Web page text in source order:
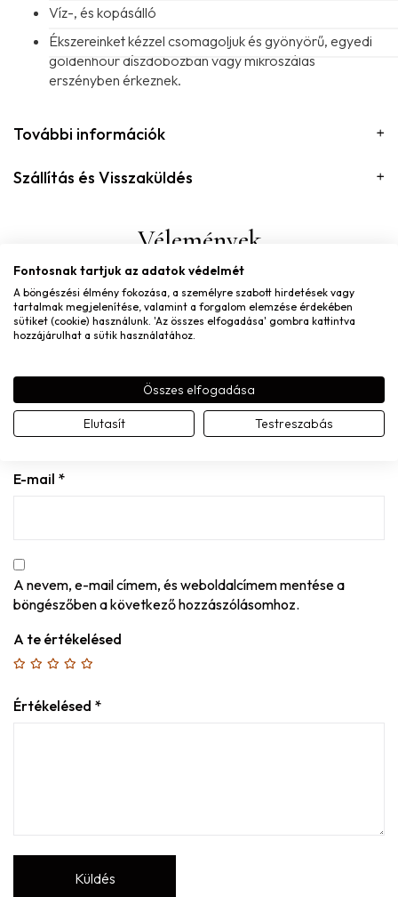
Víz-, és kopásálló
Ékszereinket kézzel csomagoljuk és gyönyörű, egyedi
goldenhour díszdobozban vagy mikroszálas
erszényben érkeznek.
További információk
Szállítás és Visszaküldés
Vélemények
There are no reviews yet
„ORBIT MIX&MATCH LÁNC – EZÜST” ÉRTÉKELÉSE
E-mail *
A nevem, e-mail címem, és weboldalcímem mentése a
böngészőben a következő hozzászólásomhoz.
A te értékelésed
Értékelésed *
Fontosnak tartjuk az adatok védelmét
A böngészési élmény fokozása, a személyre szabott hirdetések vagy
tartalmak megjelenítése, valamint a forgalom elemzése érdekében
sütiket (cookie) használunk. 'Az összes elfogadása' gombra kattintva
hozzájárulhat a sütik használatához.
Összes elfogadása
Elutasít Testreszabás